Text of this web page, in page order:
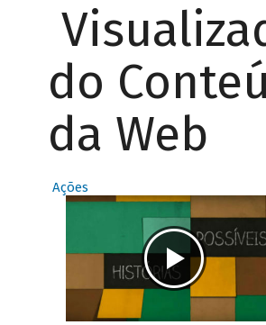
do
da Web
Ações